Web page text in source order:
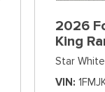
2026
King
Star
VIN